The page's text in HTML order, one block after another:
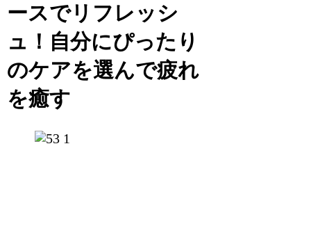
ースでリフレッシ
ュ！自分にぴったり
のケアを選んで疲れ
を癒す